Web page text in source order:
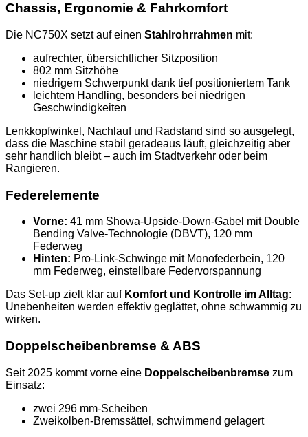
Chassis, Ergonomie & Fahrkomfort
Die NC750X setzt auf einen Stahlrohrrahmen mit:
aufrechter, übersichtlicher Sitzposition
802 mm Sitzhöhe
niedrigem Schwerpunkt dank tief positioniertem Tank
leichtem Handling, besonders bei niedrigen
Geschwindigkeiten
Lenkkopfwinkel, Nachlauf und Radstand sind so ausgelegt,
dass die Maschine stabil geradeaus läuft, gleichzeitig aber
sehr handlich bleibt – auch im Stadtverkehr oder beim
Rangieren.
Federelemente
Vorne: 41 mm Showa-Upside-Down-Gabel mit Double
Bending Valve-Technologie (DBVT), 120 mm
Federweg
Hinten: Pro-Link-Schwinge mit Monofederbein, 120
mm Federweg, einstellbare Federvorspannung
Das Set-up zielt klar auf Komfort und Kontrolle im Alltag:
Unebenheiten werden effektiv geglättet, ohne schwammig zu
wirken.
Doppelscheibenbremse & ABS
Seit 2025 kommt vorne eine Doppelscheibenbremse zum
Einsatz:
zwei 296 mm-Scheiben
Zweikolben-Bremssättel, schwimmend gelagert